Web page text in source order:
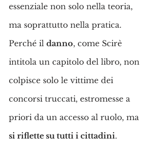
essenziale non solo nella teoria,
ma soprattutto nella pratica.
Perché il danno, come Scirè
intitola un capitolo del libro, non
colpisce solo le vittime dei
concorsi truccati, estromesse a
priori da un accesso al ruolo, ma
si riflette su tutti i cittadini.